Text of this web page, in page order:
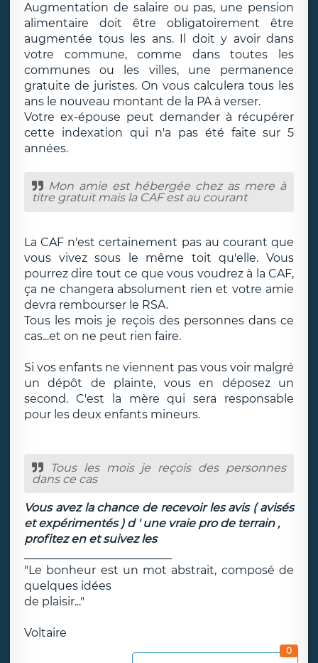
Augmentation de salaire ou pas, une pension
alimentaire doit être obligatoirement être
augmentée tous les ans. Il doit y avoir dans
votre commune, comme dans toutes les
communes ou les villes, une permanence
gratuite de juristes. On vous calculera tous les
ans le nouveau montant de la PA à verser.
Votre ex-épouse peut demander à récupérer
cette indexation qui n'a pas été faite sur 5
années.
Mon amie est hébergée chez as mere à
titre gratuit mais la CAF est au courant
La CAF n'est certainement pas au courant que
vous vivez sous le même toit qu'elle. Vous
pourrez dire tout ce que vous voudrez à la CAF,
ça ne changera absolument rien et votre amie
devra rembourser le RSA.
Tous les mois je reçois des personnes dans ce
cas...et on ne peut rien faire.
Si vos enfants ne viennent pas vous voir malgré
un dépôt de plainte, vous en déposez un
second. C'est la mère qui sera responsable
pour les deux enfants mineurs.
Tous les mois je reçois des personnes
dans ce cas
Vous avez la chance de recevoir les avis ( avisés
et expérimentés ) d ' une vraie pro de terrain ,
profitez en et suivez les
"Le bonheur est un mot abstrait, composé de
quelques idées
de plaisir..."
Voltaire
0